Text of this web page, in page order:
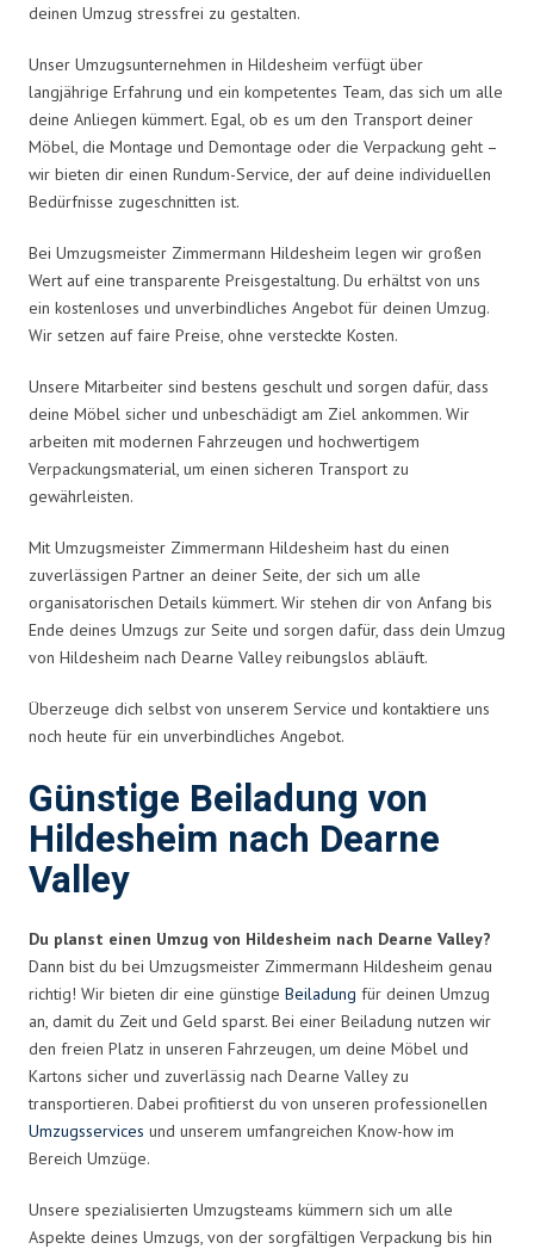
deinen Umzug stressfrei zu gestalten.
Unser Umzugsunternehmen in Hildesheim verfügt über
langjährige Erfahrung und ein kompetentes Team, das sich um alle
deine Anliegen kümmert. Egal, ob es um den Transport deiner
Möbel, die Montage und Demontage oder die Verpackung geht –
wir bieten dir einen Rundum-Service, der auf deine individuellen
Bedürfnisse zugeschnitten ist.
Bei Umzugsmeister Zimmermann Hildesheim legen wir großen
Wert auf eine transparente Preisgestaltung. Du erhältst von uns
ein kostenloses und unverbindliches Angebot für deinen Umzug.
Wir setzen auf faire Preise, ohne versteckte Kosten.
Unsere Mitarbeiter sind bestens geschult und sorgen dafür, dass
deine Möbel sicher und unbeschädigt am Ziel ankommen. Wir
arbeiten mit modernen Fahrzeugen und hochwertigem
Verpackungsmaterial, um einen sicheren Transport zu
gewährleisten.
Mit Umzugsmeister Zimmermann Hildesheim hast du einen
zuverlässigen Partner an deiner Seite, der sich um alle
organisatorischen Details kümmert. Wir stehen dir von Anfang bis
Ende deines Umzugs zur Seite und sorgen dafür, dass dein Umzug
von Hildesheim nach Dearne Valley reibungslos abläuft.
Überzeuge dich selbst von unserem Service und kontaktiere uns
noch heute für ein unverbindliches Angebot.
Günstige Beiladung von
Hildesheim nach Dearne
Valley
Du planst einen Umzug von Hildesheim nach Dearne Valley?
Dann bist du bei Umzugsmeister Zimmermann Hildesheim genau
richtig! Wir bieten dir eine günstige Beiladung für deinen Umzug
an, damit du Zeit und Geld sparst. Bei einer Beiladung nutzen wir
den freien Platz in unseren Fahrzeugen, um deine Möbel und
Kartons sicher und zuverlässig nach Dearne Valley zu
transportieren. Dabei profitierst du von unseren professionellen
Umzugsservices und unserem umfangreichen Know-how im
Bereich Umzüge.
Unsere spezialisierten Umzugsteams kümmern sich um alle
Aspekte deines Umzugs, von der sorgfältigen Verpackung bis hin